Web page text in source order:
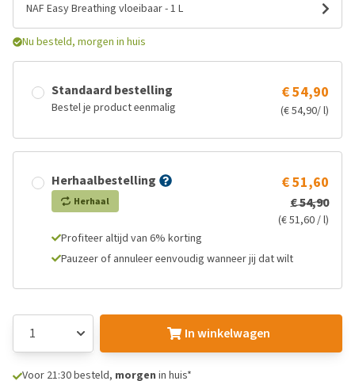
NAF Easy Breathing vloeibaar - 1 L
Nu besteld, morgen in huis
Standaard bestelling
Bestel je product eenmalig
€ 54,90
(€ 54,90/ l)
Herhaalbestelling
Herhaal
€ 51,60
€ 54,90
(€ 51,60 / l)
Profiteer altijd van 6% korting
Pauzeer of annuleer eenvoudig wanneer jij dat wilt
In winkelwagen
Voor 21:30 besteld, morgen in huis*